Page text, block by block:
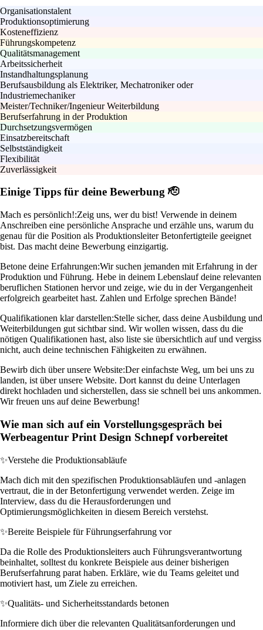
Organisationstalent
Produktionsoptimierung
Kosteneffizienz
Führungskompetenz
Qualitätsmanagement
Arbeitssicherheit
Instandhaltungsplanung
Berufsausbildung als Elektriker, Mechatroniker oder
Industriemechaniker
Meister/Techniker/Ingenieur Weiterbildung
Berufserfahrung in der Produktion
Durchsetzungsvermögen
Einsatzbereitschaft
Selbstständigkeit
Flexibilität
Zuverlässigkeit
Einige Tipps für deine Bewerbung 🫡
Mach es persönlich!:Zeig uns, wer du bist! Verwende in deinem
Anschreiben eine persönliche Ansprache und erzähle uns, warum du
genau für die Position als Produktionsleiter Betonfertigteile geeignet
bist. Das macht deine Bewerbung einzigartig.
Betone deine Erfahrungen:Wir suchen jemanden mit Erfahrung in der
Produktion und Führung. Hebe in deinem Lebenslauf deine relevanten
beruflichen Stationen hervor und zeige, wie du in der Vergangenheit
erfolgreich gearbeitet hast. Zahlen und Erfolge sprechen Bände!
Qualifikationen klar darstellen:Stelle sicher, dass deine Ausbildung und
Weiterbildungen gut sichtbar sind. Wir wollen wissen, dass du die
nötigen Qualifikationen hast, also liste sie übersichtlich auf und vergiss
nicht, auch deine technischen Fähigkeiten zu erwähnen.
Bewirb dich über unsere Website:Der einfachste Weg, um bei uns zu
landen, ist über unsere Website. Dort kannst du deine Unterlagen
direkt hochladen und sicherstellen, dass sie schnell bei uns ankommen.
Wir freuen uns auf deine Bewerbung!
Wie man sich auf ein Vorstellungsgespräch bei
Werbeagentur Print Design Schnepf vorbereitet
✨Verstehe die Produktionsabläufe
Mach dich mit den spezifischen Produktionsabläufen und -anlagen
vertraut, die in der Betonfertigung verwendet werden. Zeige im
Interview, dass du die Herausforderungen und
Optimierungsmöglichkeiten in diesem Bereich verstehst.
✨Bereite Beispiele für Führungserfahrung vor
Da die Rolle des Produktionsleiters auch Führungsverantwortung
beinhaltet, solltest du konkrete Beispiele aus deiner bisherigen
Berufserfahrung parat haben. Erkläre, wie du Teams geleitet und
motiviert hast, um Ziele zu erreichen.
✨Qualitäts- und Sicherheitsstandards betonen
Informiere dich über die relevanten Qualitätsanforderungen und